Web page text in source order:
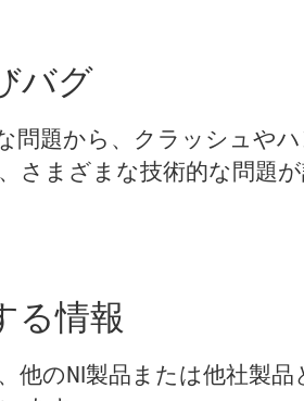
バグ
問題から、 クラッシュ やハ
さまざま な技術的な問題が
る情報
他のNI製品 または他社製品